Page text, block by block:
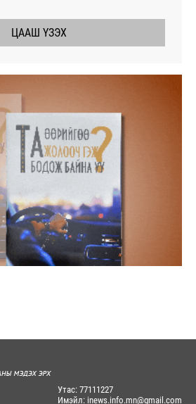
ЦААШ ҮЗЭХ
Утас: 77111227
Имэйл: inews.info.mn@gmail.com